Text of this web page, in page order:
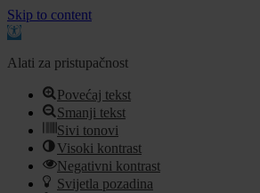
Skip to content
Open
Alati za pristupačnost
Povećaj tekst
Smanji tekst
Sivi tonovi
Visoki kontrast
Negativni kontrast
Svijetla pozadina